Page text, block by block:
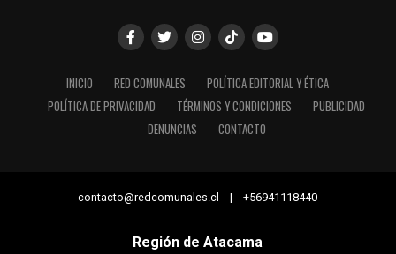
INICIO RED COMUNALES
POLÍTICA EDITORIAL Y ÉTICA
POLÍTICA DE PRIVACIDAD
TÉRMINOS Y CONDICIONES
PUBLICIDAD
DENUNCIAS
CONTACTO
contacto@redcomunales.cl | +56941118440
Región de Atacama